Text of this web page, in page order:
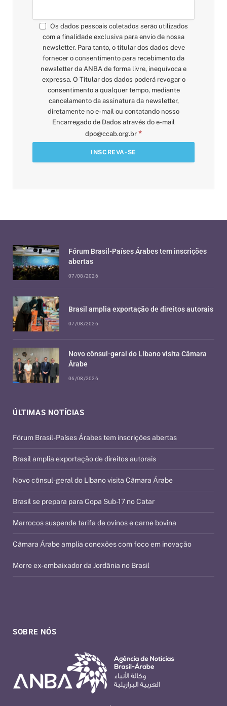
Os dados pessoais coletados serão utilizados
com a finalidade exclusiva para envio de nossa
newsletter. Para tanto, o titular dos dados deve
fornecer o consentimento para recebimento da
newsletter da ANBA de forma livre, inequívoca e
expressa. O Titular dos dados poderá revogar o
consentimento a qualquer tempo, mediante
cancelamento da assinatura da newsletter,
diretamente no e-mail ou contatando nosso
Encarregado de Dados através do e-mail
dpo@ccab.org.br *
SOBRE NÓS
ÚLTIMAS NOTÍCIAS
Fórum Brasil-Países Árabes tem inscrições abertas
Brasil amplia exportação de direitos autorais
Novo cônsul-geral do Líbano visita Câmara Árabe
Brasil se prepara para Copa Sub-17 no Catar
Marrocos suspende tarifa de ovinos e carne bovina
Câmara Árabe amplia conexões com foco em inovação
Morre ex-embaixador da Jordânia no Brasil
Fórum Brasil-Países Árabes tem inscrições
abertas
07/08/2026
Brasil amplia exportação de direitos autorais
07/08/2026
Novo cônsul-geral do Líbano visita Câmara
Árabe
06/08/2026